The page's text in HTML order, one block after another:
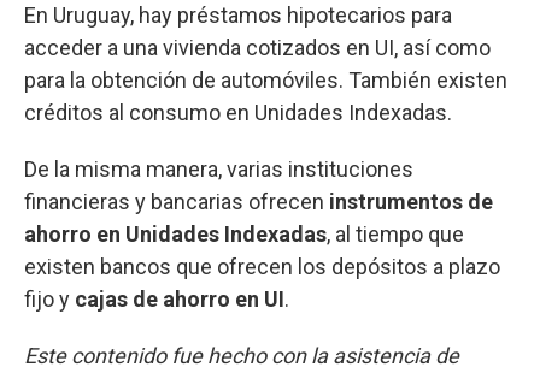
En Uruguay, hay préstamos hipotecarios para
acceder a una vivienda cotizados en UI, así como
para la obtención de automóviles. También existen
créditos al consumo en Unidades Indexadas.
De la misma manera, varias instituciones
financieras y bancarias ofrecen instrumentos de
ahorro en Unidades Indexadas, al tiempo que
existen bancos que ofrecen los depósitos a plazo
fijo y cajas de ahorro en UI.
Este contenido fue hecho con la asistencia de